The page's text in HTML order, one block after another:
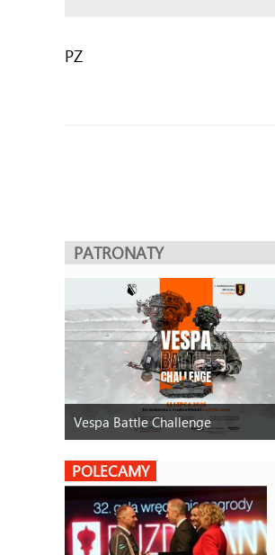
PZ
PATRONATY
Vespa Battle Challenge
POLECAMY